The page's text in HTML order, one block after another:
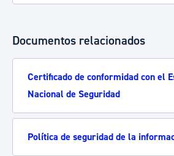
Documentos relacionados
Certificado de conformidad con el
Nacional de Seguridad
Política de seguridad de la